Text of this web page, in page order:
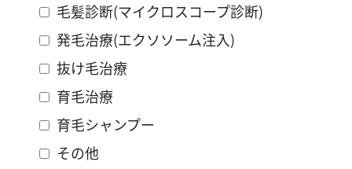
毛髪診断(マイクロスコープ診断)
発毛治療(エクソソーム注入)
抜け毛治療
育毛治療
育毛シャンプー
その他